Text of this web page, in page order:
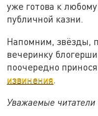
уже готова к
публичной казни.
Напомним, звёзды,
вечеринку
поочередно
извинения.
Уважаемые